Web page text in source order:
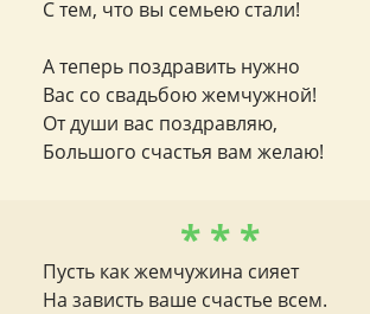
С тем, что вы семьею стали!
А теперь поздравить нужно
Вас со свадьбою жемчужной!
От души вас поздравляю,
Большого счастья вам желаю!
* * *
Пусть как жемчужина сияет
На зависть ваше счастье всем.